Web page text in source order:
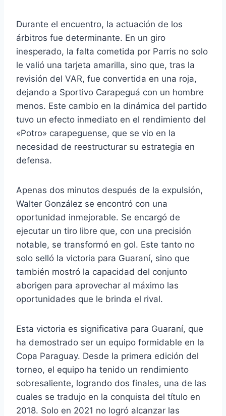
Durante el encuentro, la actuación de los
árbitros fue determinante. En un giro
inesperado, la falta cometida por Parris no solo
le valió una tarjeta amarilla, sino que, tras la
revisión del VAR, fue convertida en una roja,
dejando a Sportivo Carapeguá con un hombre
menos. Este cambio en la dinámica del partido
tuvo un efecto inmediato en el rendimiento del
«Potro» carapeguense, que se vio en la
necesidad de reestructurar su estrategia en
defensa.
Apenas dos minutos después de la expulsión,
Walter González se encontró con una
oportunidad inmejorable. Se encargó de
ejecutar un tiro libre que, con una precisión
notable, se transformó en gol. Este tanto no
solo selló la victoria para Guaraní, sino que
también mostró la capacidad del conjunto
aborigen para aprovechar al máximo las
oportunidades que le brinda el rival.
Esta victoria es significativa para Guaraní, que
ha demostrado ser un equipo formidable en la
Copa Paraguay. Desde la primera edición del
torneo, el equipo ha tenido un rendimiento
sobresaliente, logrando dos finales, una de las
cuales se tradujo en la conquista del título en
2018. Solo en 2021 no logró alcanzar las